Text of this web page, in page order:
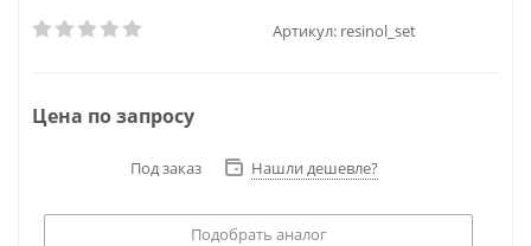
Артикул: resinol_set
Цена по запросу
Под заказ Нашли дешевле?
Подобрать аналог